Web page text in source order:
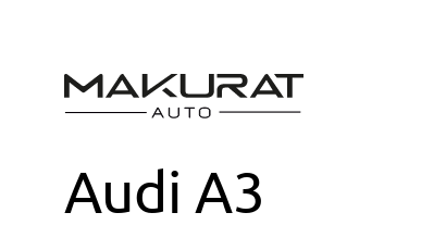
Audi A3